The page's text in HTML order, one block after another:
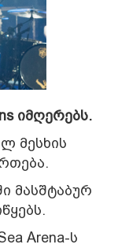
იმღერებს.
მესხის
მასშტაბურ
Arena-ს